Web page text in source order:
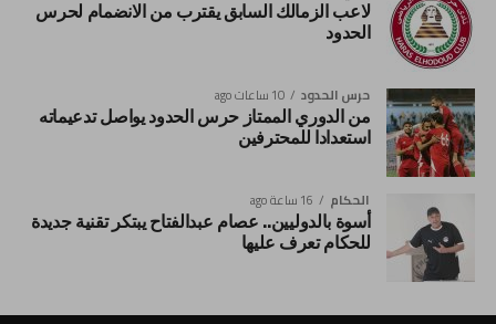
لاعب الزمالك السابق يقترب من الانضمام لحرس
الحدود
حرس الحدود 10 ساعات ago
من الدوري الممتاز حرس الحدود يواصل تدعيماته
استعدادا للمحترفين
الحكام 16 ساعة ago
أسوة بالدوليين.. عصام عبدالفتاح يبتكر تقنية جديدة
للحكام تعرف عليها